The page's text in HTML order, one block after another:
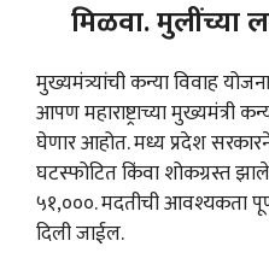
मिळवा. मुलींच्या
मुख्यमंत्र्यांची कन्या विवाह
आपण महाराष्ट्राच्या मुख्यमंत्री
घेणार आहोत. मध्य प्रदेश
घटस्फोटित किंवा शोकग्रस्त
५१,०००. मदतीची आवश्यकता
दिली जाईल.